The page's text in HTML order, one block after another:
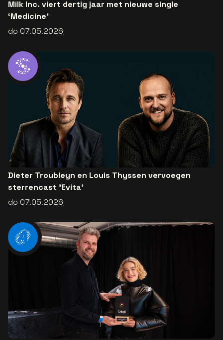
Milk Inc. viert dertig jaar met nieuwe single
‘Medicine’
do 07.05.2026
Dieter Troubleyn en Louis Thyssen vervoegen
sterrencast 'Evita'
do 07.05.2026